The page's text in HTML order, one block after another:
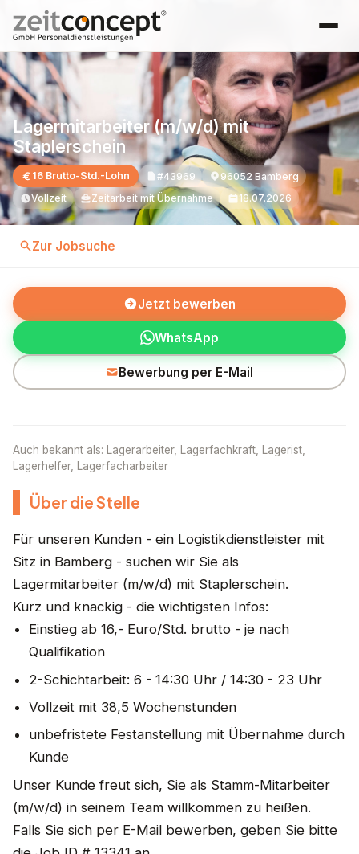
Lagermitarbeiter (m/w/d) mit
Staplerschein
16 Brutto-Std.-Lohn #43969
96052 Bamberg
Vollzeit
Zeitarbeit mit Übernahme 18.07.2026
Zur Jobsuche
Jetzt bewerben
WhatsApp
Bewerbung per E-Mail
Auch bekannt als: Lagerarbeiter, Lagerfachkraft, Lagerist,
Lagerhelfer, Lagerfacharbeiter
Über die Stelle
Für unseren Kunden - ein Logistikdienstleister mit
Sitz in Bamberg - suchen wir Sie als
Lagermitarbeiter (m/w/d) mit Staplerschein.
Kurz und knackig - die wichtigsten Infos:
Einstieg ab 16,- Euro/Std. brutto - je nach
Qualifikation
2-Schichtarbeit: 6 - 14:30 Uhr / 14:30 - 23 Uhr
Vollzeit mit 38,5 Wochenstunden
unbefristete Festanstellung mit Übernahme durch
Kunde
Unser Kunde freut sich, Sie als Stamm-Mitarbeiter
(m/w/d) in seinem Team willkommen zu heißen.
Falls Sie sich per E-Mail bewerben, geben Sie bitte